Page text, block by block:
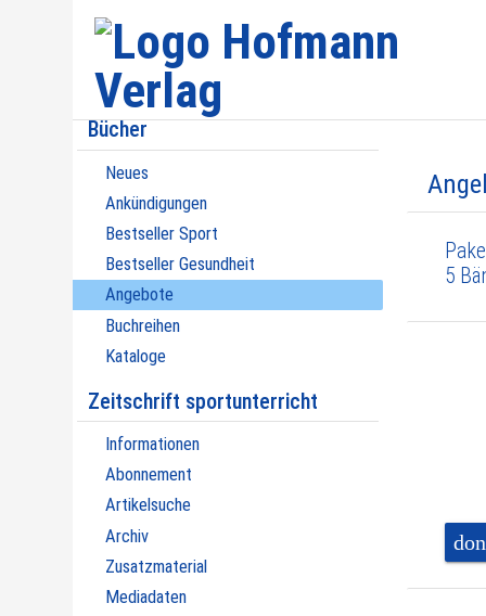
Bücher
Neues
Ankündigungen
Bestseller Sport
Bestseller Gesundheit
Angebote
Buchreihen
Kataloge
Zeitschrift sportunterricht
Informationen
Abonnement
Artikelsuche
Archiv
Zusatzmaterial
Mediadaten
5